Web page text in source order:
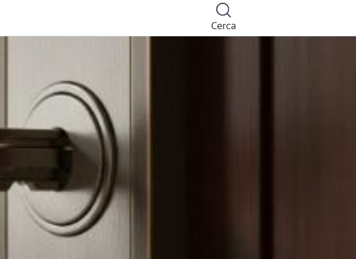
Cerca